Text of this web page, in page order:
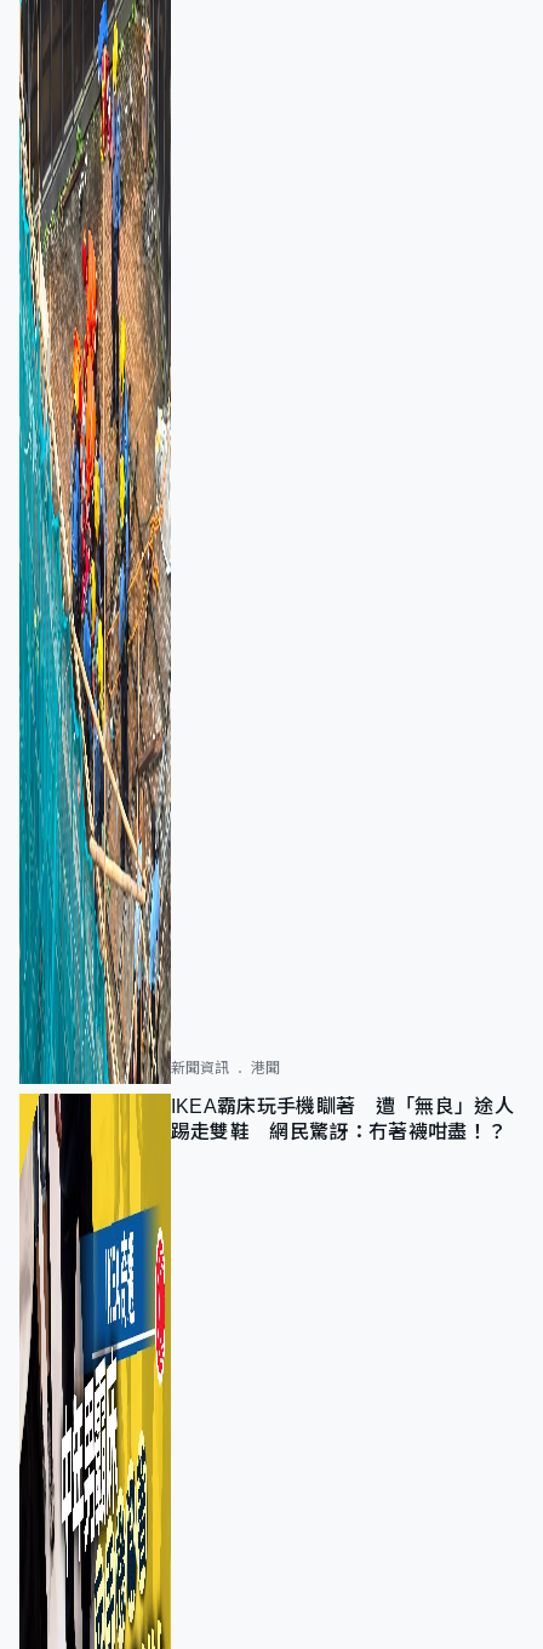
新聞資訊 港聞
IKEA霸床玩手機瞓著 遭「無良」途人
踢走雙鞋 網民驚訝：冇著襪咁盡！？